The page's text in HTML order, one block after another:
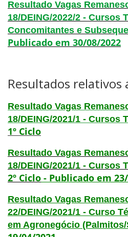
Resultado Vagas
18/DEING/2022/2 - Cursos
Concomitantes e
Publicado em 30/08/2022
Resultados relativos
Resultado Vagas
18/DEING/2021/1 - Cursos
1º Ciclo
Resultado Vagas
18/DEING/2021/1 - Cursos
2º Ciclo - Publicado em
Resultado Vagas
22/DEING/2021/1 - Curso
em Agronegócio (Palmitos/